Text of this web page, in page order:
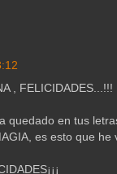
, FELICIDADES...!!!
quedado en tus
es esto que he